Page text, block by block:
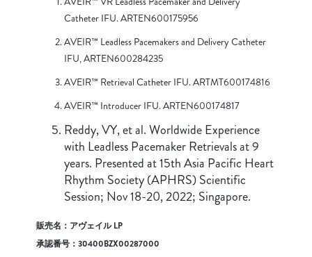
Catheter IFU. ARTEN600175956
AVEIR™ Leadless Pacemakers and Delivery Catheter
IFU, ARTEN600284235
AVEIR™ Retrieval Catheter IFU. ARTMT600174816
AVEIR™ Introducer IFU. ARTEN600174817
Reddy, VY, et al. Worldwide Experience
with Leadless Pacemaker Retrievals at 9
years. Presented at 15th Asia Pacific Heart
Rhythm Society (APHRS) Scientific
Session; Nov 18-20, 2022; Singapore.
販売名：アヴェイル LP
承認番号：30400BZX00287000